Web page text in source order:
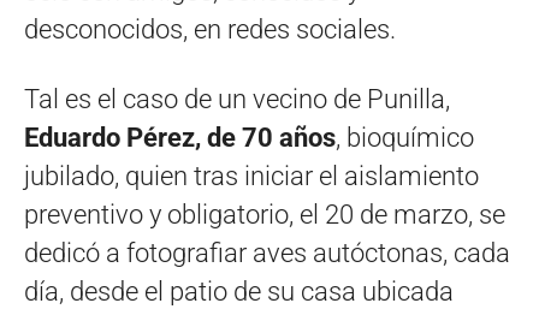
desconocidos, en redes sociales.
Tal es el caso de un vecino de Punilla,
Eduardo Pérez, de 70 años, bioquímico
jubilado, quien tras iniciar el aislamiento
preventivo y obligatorio, el 20 de marzo, se
dedicó a fotografiar aves autóctonas, cada
día, desde el patio de su casa ubicada